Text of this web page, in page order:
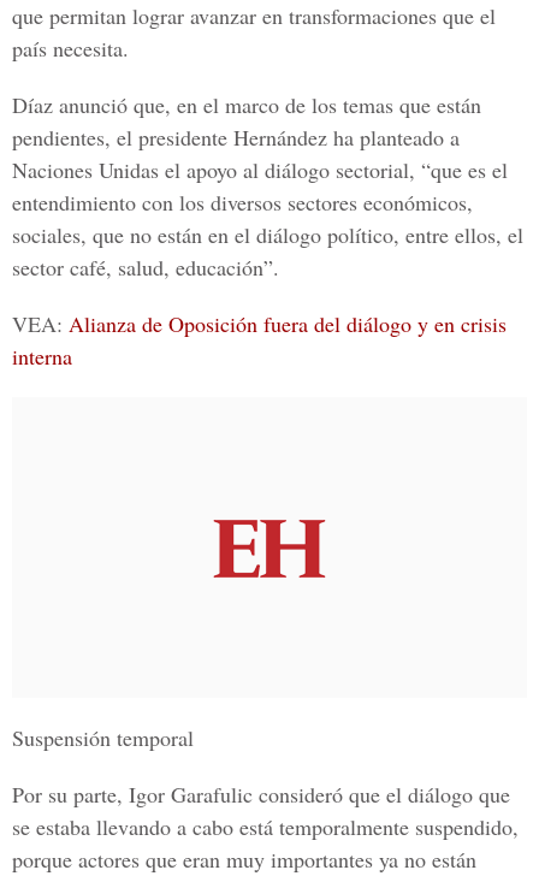
que permitan lograr avanzar en transformaciones que el
país necesita.
Díaz anunció que, en el marco de los temas que están
pendientes, el presidente Hernández ha planteado a
Naciones Unidas el apoyo al diálogo sectorial, “que es el
entendimiento con los diversos sectores económicos,
sociales, que no están en el diálogo político, entre ellos, el
sector café, salud, educación”.
VEA: Alianza de Oposición fuera del diálogo y en crisis
interna
Suspensión temporal
Por su parte, Igor Garafulic consideró que el diálogo que
se estaba llevando a cabo está temporalmente suspendido,
porque actores que eran muy importantes ya no están